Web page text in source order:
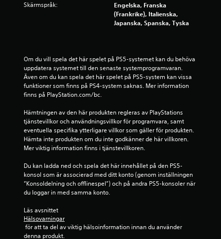
0
3
3
e
t
g
Skärmspråk:
Engelska, Franska
(Frankrike), Italienska,
Japanska, Spanska, Tyska
Om du vill spela det här spelet på PS5-systemet kan du behöva
uppdatera systemet till den senaste systemprogramvaran.
Även om du kan spela det här spelet på PS5-system kan vissa
funktioner som finns på PS4-system saknas. Mer information
finns på PlayStation.com/bc.
Hämtningen av den här produkten regleras av PlayStations
tjänstevillkor och användningsvillkor för programvara, samt
eventuella specifika ytterligare villkor som gäller för produkten.
Hämta inte produkten om du inte godkänner de här villkoren.
Mer viktig information finns i tjänstevillkoren.
Du kan ladda ned och spela det här innehållet på den PS5-
konsol som är associerad med ditt konto (genom inställningen
”Konsoldelning och offlinespel”) och på andra PS5-konsoler när
du loggar in med samma konto.
Läs avsnittet
Hälsovarningar
denna produkt.